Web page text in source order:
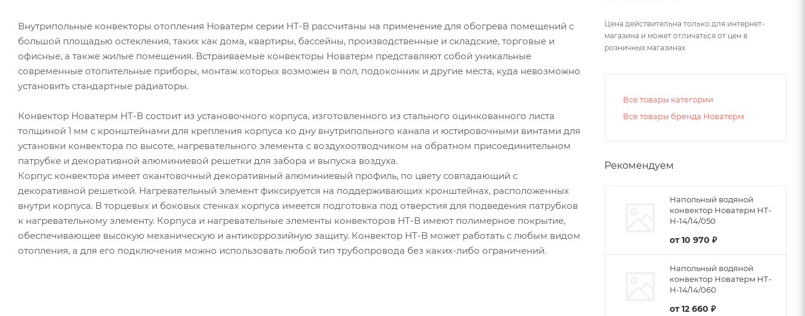
Внутрипольные конвекторы отопления Новатерм серии НТ-В рассчитаны на применение для обогрева помещений с
большой площадью остекления, таких как дома, квартиры, бассейны, производственные и складские, торговые и
офисные, а также жилые помещения. Встраиваемые конвекторы Новатерм представляют собой уникальные
современные отопительные приборы, монтаж которых возможен в пол, подоконник и другие места, куда невозможно
установить стандартные радиаторы.
Конвектор Новатерм НТ-В состоит из установочного корпуса, изготовленного из стального оцинкованного листа
толщиной 1 мм с кронштейнами для крепления корпуса ко дну внутрипольного канала и юстировочными винтами для
установки конвектора по высоте, нагревательного элемента с воздухоотводчиком на обратном присоединительном
патрубке и декоративной алюминиевой решетки для забора и выпуска воздуха.
Корпус конвектора имеет окантовочный декоративный алюминиевый профиль, по цвету совпадающий с
декоративной решеткой. Нагревательный элемент фиксируется на поддерживающих кронштейнах, расположенных
внутри корпуса. В торцевых и боковых стенках корпуса имеется подготовка под отверстия для подведения патрубков
к нагревательному элементу. Корпуса и нагревательные элементы конвекторов НТ-В имеют полимерное покрытие,
обеспечивающее высокую механическую и антикоррозийную защиту. Конвектор НТ-В может работать с любым видом
отопления, а для его подключения можно использовать любой тип трубопровода без каких-либо ограничений.
Цена действительна только для интернет-
магазина и может отличаться от цен в
розничных магазинах
Все товары категории
Все товары бренда Новатерм
Рекомендуем
Напольный водяной
конвектор Новатерм НТ-
Н-14/14/050
от10 970 ₽
Напольный водяной
конвектор Новатерм НТ-
Н-14/14/060
от12 660 ₽